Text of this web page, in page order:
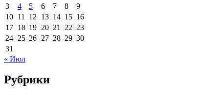
3
4 5 6 7 8
9
10 11 12 13 14 15 16
17 18 19 20 21 22 23
24 25 26 27 28 29 30
31
« Июл
Рубрики